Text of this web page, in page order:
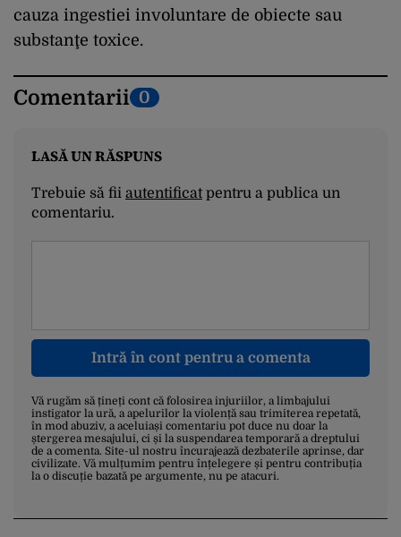
cauza ingestiei involuntare de obiecte sau
substanţe toxice.
Comentarii 0
LASĂ UN RĂSPUNS
Trebuie să fii autentificatpentru a publica un
comentariu.
Intră în cont pentru a comenta
Vă rugăm să țineți cont că folosirea injuriilor, a limbajului
instigator la ură, a apelurilor la violență sau trimiterea repetată,
în mod abuziv, a aceluiași comentariu pot duce nu doar la
ștergerea mesajului, ci și la suspendarea temporară a dreptului
de a comenta. Site-ul nostru încurajează dezbaterile aprinse, dar
civilizate. Vă mulțumim pentru înțelegere și pentru contribuția
la o discuție bazată pe argumente, nu pe atacuri.